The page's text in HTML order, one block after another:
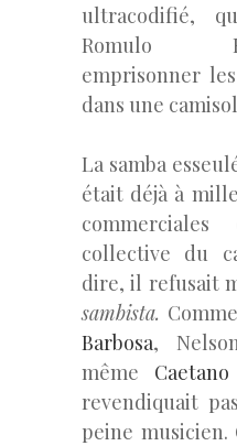
ultracodifié,
Romulo
emprisonner
dans une
La samba
était déjà à
collective du
dire, il refusait
sambista.
Barbosa,
même
revendiquait
peine musicien.